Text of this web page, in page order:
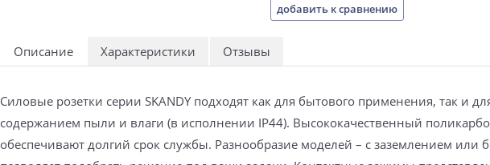
добавить к сравнению
Описание Характеристики Отзывы
Силовые розетки серии SKANDY подходят как для бытового применения, так
содержанием пыли и влаги (в исполнении IP44). Высококачественный
обеспечивают долгий срок службы. Разнообразие моделей – с заземлением